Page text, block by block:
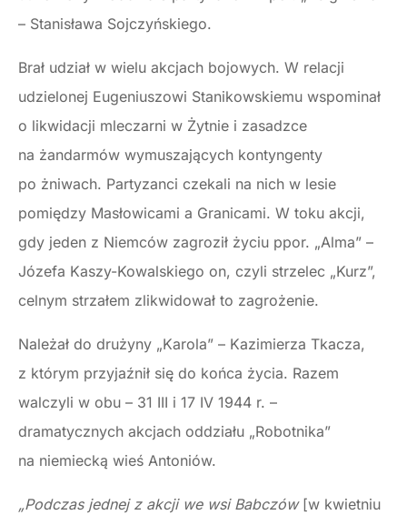
– Stanisława Sojczyńskiego.
Brał udział w wielu akcjach bojowych. W relacji
udzielonej Eugeniuszowi Stanikowskiemu wspominał
o likwidacji mleczarni w Żytnie i zasadzce
na żandarmów wymuszających kontyngenty
po żniwach. Partyzanci czekali na nich w lesie
pomiędzy Masłowicami a Granicami. W toku akcji,
gdy jeden z Niemców zagroził życiu ppor. „Alma” –
Józefa Kaszy-Kowalskiego on, czyli strzelec „Kurz”,
celnym strzałem zlikwidował to zagrożenie.
Należał do drużyny „Karola” – Kazimierza Tkacza,
z którym przyjaźnił się do końca życia. Razem
walczyli w obu – 31 III i 17 IV 1944 r. –
dramatycznych akcjach oddziału „Robotnika”
na niemiecką wieś Antoniów.
„Podczas jednej z akcji we wsi Babczów [w kwietniu